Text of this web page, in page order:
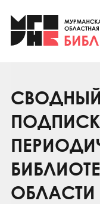
Клуб
Клуб
Коллегам
Контакты
ОБЛАСТИ